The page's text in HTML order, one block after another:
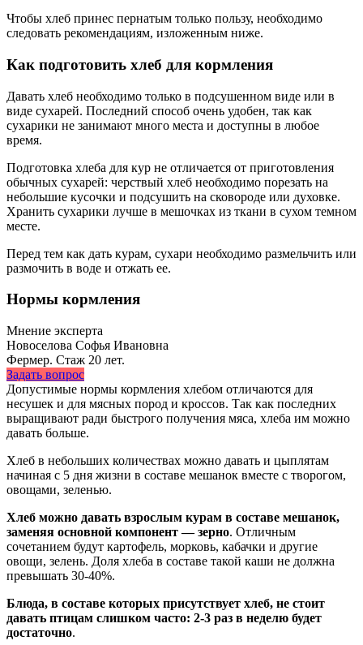
Чтобы хлеб принес пернатым только пользу, необходимо
следовать рекомендациям, изложенным ниже.
Как подготовить хлеб для кормления
Давать хлеб необходимо только в подсушенном виде или в
виде сухарей. Последний способ очень удобен, так как
сухарики не занимают много места и доступны в любое
время.
Подготовка хлеба для кур не отличается от приготовления
обычных сухарей: черствый хлеб необходимо порезать на
небольшие кусочки и подсушить на сковороде или духовке.
Хранить сухарики лучше в мешочках из ткани в сухом темном
месте.
Перед тем как дать курам, сухари необходимо размельчить или
размочить в воде и отжать ее.
Нормы кормления
Мнение эксперта
Новоселова Софья Ивановна
Фермер. Стаж 20 лет.
Задать вопрос
Допустимые нормы кормления хлебом отличаются для
несушек и для мясных пород и кроссов. Так как последних
выращивают ради быстрого получения мяса, хлеба им можно
давать больше.
Хлеб в небольших количествах можно давать и цыплятам
начиная с 5 дня жизни в составе мешанок вместе с творогом,
овощами, зеленью.
Хлеб можно давать взрослым курам в составе мешанок,
заменяя основной компонент — зерно. Отличным
сочетанием будут картофель, морковь, кабачки и другие
овощи, зелень. Доля хлеба в составе такой каши не должна
превышать 30-40%.
Блюда, в составе которых присутствует хлеб, не стоит
давать птицам слишком часто: 2-3 раз в неделю будет
достаточно.